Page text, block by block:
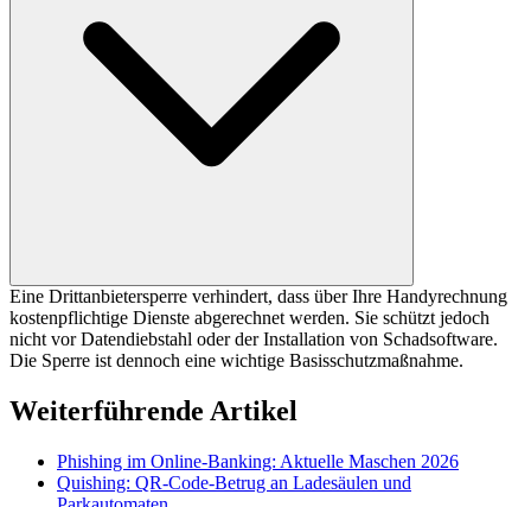
Eine Drittanbietersperre verhindert, dass über Ihre Handyrechnung
kostenpflichtige Dienste abgerechnet werden. Sie schützt jedoch
nicht vor Datendiebstahl oder der Installation von Schadsoftware.
Die Sperre ist dennoch eine wichtige Basisschutzmaßnahme.
Weiterführende Artikel
Phishing im Online-Banking: Aktuelle Maschen 2026
Quishing: QR-Code-Betrug an Ladesäulen und